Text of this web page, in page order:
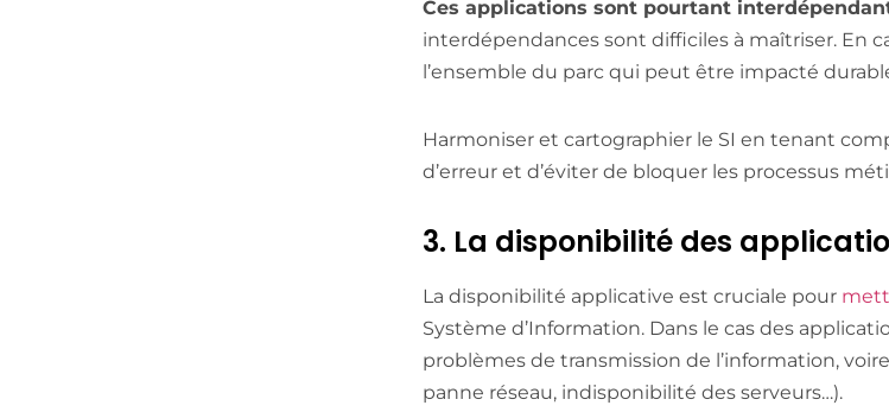
Ces applications sont pourtant
interdépendances sont difficiles à maîtriser. En
l’ensemble du parc qui peut être impacté
Harmoniser et cartographier le SI en tenant
d’erreur et d’éviter de bloquer les processus
3. La disponibilité des
La disponibilité applicative est cruciale pour
Système d’Information. Dans le cas des
problèmes de transmission de l’information,
panne réseau, indisponibilité des serveurs…).